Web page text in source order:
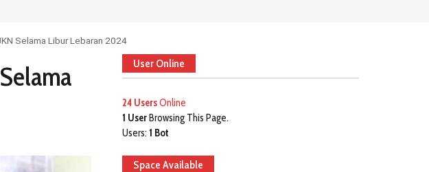
Selama Libur Lebaran 2024
User Online
24 UsersOnline
1 UserBrowsing This Page.
Users: 1 Bot
Space Available